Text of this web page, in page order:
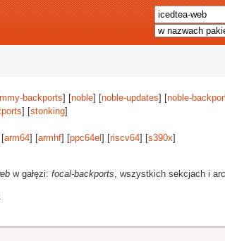
backports] [noble] [noble-updates] [noble-
] [stonking]
arm64] [armhf] [ppc64el ] [riscv64] [s390x]
w gałęzi: focal-backports, wszystkich sekcjach i